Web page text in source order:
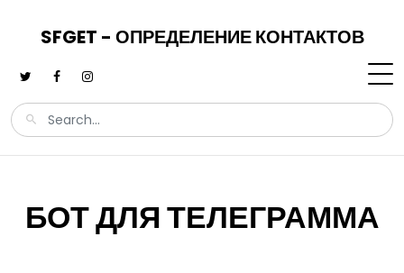
SFGET - ОПРЕДЕЛЕНИЕ КОНТАКТОВ
БОТ ДЛЯ ТЕЛЕГРАММА